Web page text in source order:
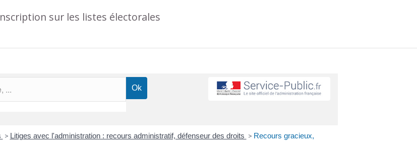
sur les listes électorales
> Litiges avec l'administration : recours administratif, défenseur des droits > Recours gracieux,